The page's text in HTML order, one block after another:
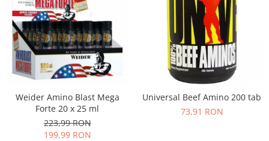
Weider Amino Blast Mega
Forte 20 x 25 ml
223,99 RON
199,99 RON
Universal Beef Amino 200 tab
73,91 RON